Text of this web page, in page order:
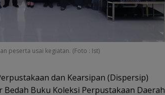
peserta usai kegiatan. (Foto : Ist)
dan Kearsipan (Dispersip)
Buku Koleksi Perpustakaan Daerah